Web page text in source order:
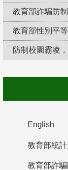
教育部詐騙防
教育部性別平
防制校園霸凌
English
教育部詐